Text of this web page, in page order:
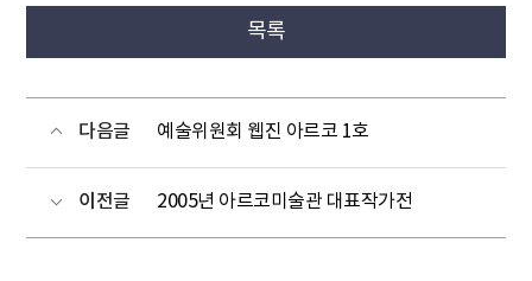
목록
다음글 예술위원회 웹진 아르코 1호
이전글 2005년 아르코미술관 대표작가전